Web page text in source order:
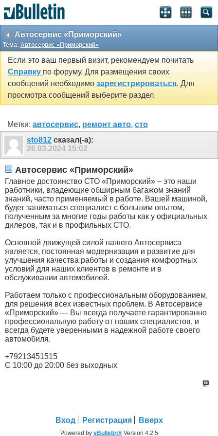
Автосервис «Приморский»
Тема: Автосервис «Приморский»
Если это ваш первый визит, рекомендуем почитать
Справку по форуму. Для размещения своих
сообщений необходимо зарегистрироваться. Для
просмотра сообщений выберите раздел.
Метки: автосервис, ремонт авто, сто
sto812 сказал(-а):
26.03.2024 15:02
Автосервис «Приморский»
Главное достоинство СТО «Приморский» – это наши
работники, владеющие обширным багажом знаний
знаний, часто применяемый в работе. Вашей машиной,
будет заниматься специалист с большим опытом,
полученным за многие годы работы как у официальных
дилеров, так и в профильных СТО.
Основной движущей силой нашего Автосервиса
является, постоянная модернизация и развитие для
улучшения качества работы и создания комфортных
условий для наших клиентов в ремонте и в
обслуживании автомобилей.
Работаем только с профессиональным оборудованием,
для решения всех известных проблем. В Автосервисе
«Приморский» — Вы всегда получаете гарантированно
профессиональную работу от наших специалистов, и
всегда будете уверенными в надежной работе своего
автомобиля.
+79213451515
С 10:00 до 20:00 без выходных
Вход Регистрация Вверх
Powered by vBulletin®Version 4.2.5